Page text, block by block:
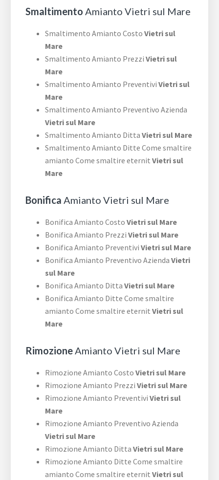
Smaltimento Amianto Vietri sul Mare
Smaltimento Amianto CostoVietri sul
Mare
Smaltimento Amianto PrezziVietri sul
Mare
Smaltimento Amianto PreventiviVietri sul
Mare
Smaltimento Amianto Preventivo Azienda
Vietri sul Mare
Smaltimento Amianto DittaVietri sul Mare
Smaltimento Amianto Ditte Come smaltire
amianto Come smaltire eternitVietri sul
Mare
Bonifica Amianto Vietri sul Mare
Bonifica Amianto CostoVietri sul Mare
Bonifica Amianto PrezziVietri sul Mare
Bonifica Amianto PreventiviVietri sul Mare
Bonifica Amianto Preventivo AziendaVietri
sul Mare
Bonifica Amianto DittaVietri sul Mare
Bonifica Amianto Ditte Come smaltire
amianto Come smaltire eternitVietri sul
Mare
RimozioneAmianto Vietri sul Mare
Rimozione Amianto CostoVietri sul Mare
Rimozione Amianto PrezziVietri sul Mare
Rimozione Amianto PreventiviVietri sul
Mare
Rimozione Amianto Preventivo Azienda
Vietri sul Mare
Rimozione Amianto DittaVietri sul Mare
Rimozione Amianto Ditte Come smaltire
amianto Come smaltire eternitVietri sul